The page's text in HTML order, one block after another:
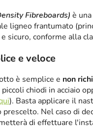
Fibreboards) è
ligneo frantumato
sicuro, conforme alla
e veloce
è semplice e non
chiodi in acciaio
). Basta applicare il
Nel caso di
di effettuare